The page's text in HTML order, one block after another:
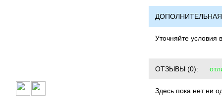
Уточняйте условия
ОТЗЫВЫ (0):
Здесь пока нет ни